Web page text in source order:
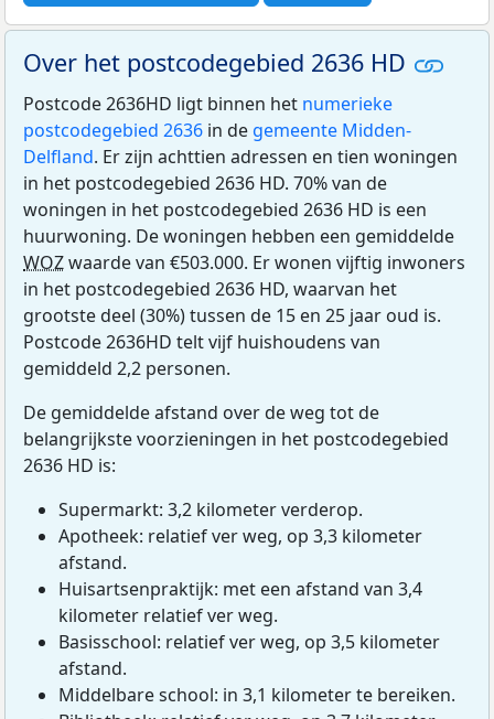
Over het postcodegebied 2636 HD
Postcode 2636HD ligt binnen het numerieke
postcodegebied 2636 in de gemeente Midden-
Delfland. Er zijn achttien adressen en tien woningen
in het postcodegebied 2636 HD. 70% van de
woningen in het postcodegebied 2636 HD is een
huurwoning. De woningen hebben een gemiddelde
WOZwaarde van €503.000. Er wonen vijftig inwoners
in het postcodegebied 2636 HD, waarvan het
grootste deel (30%) tussen de 15 en 25 jaar oud is.
Postcode 2636HD telt vijf huishoudens van
gemiddeld 2,2 personen.
De gemiddelde afstand over de weg tot de
belangrijkste voorzieningen in het postcodegebied
2636 HD is:
Supermarkt: 3,2 kilometer verderop.
Apotheek: relatief ver weg, op 3,3 kilometer
afstand.
Huisartsenpraktijk: met een afstand van 3,4
kilometer relatief ver weg.
Basisschool: relatief ver weg, op 3,5 kilometer
afstand.
Middelbare school: in 3,1 kilometer te bereiken.